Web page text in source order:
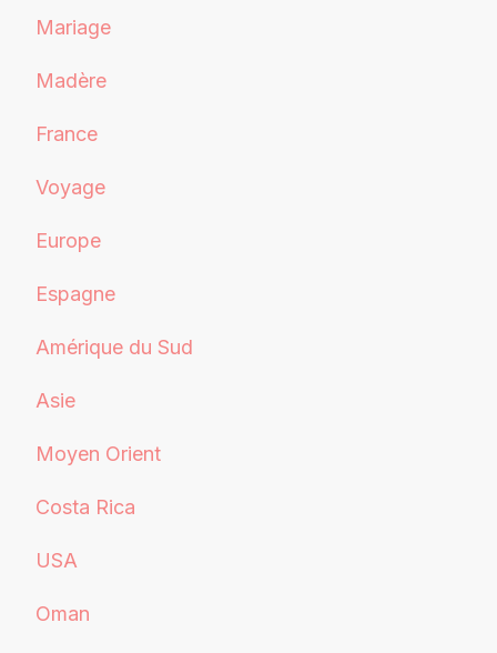
Mariage
Madère
France
Voyage
Europe
Espagne
Amérique du Sud
Asie
Moyen Orient
Costa Rica
USA
Oman